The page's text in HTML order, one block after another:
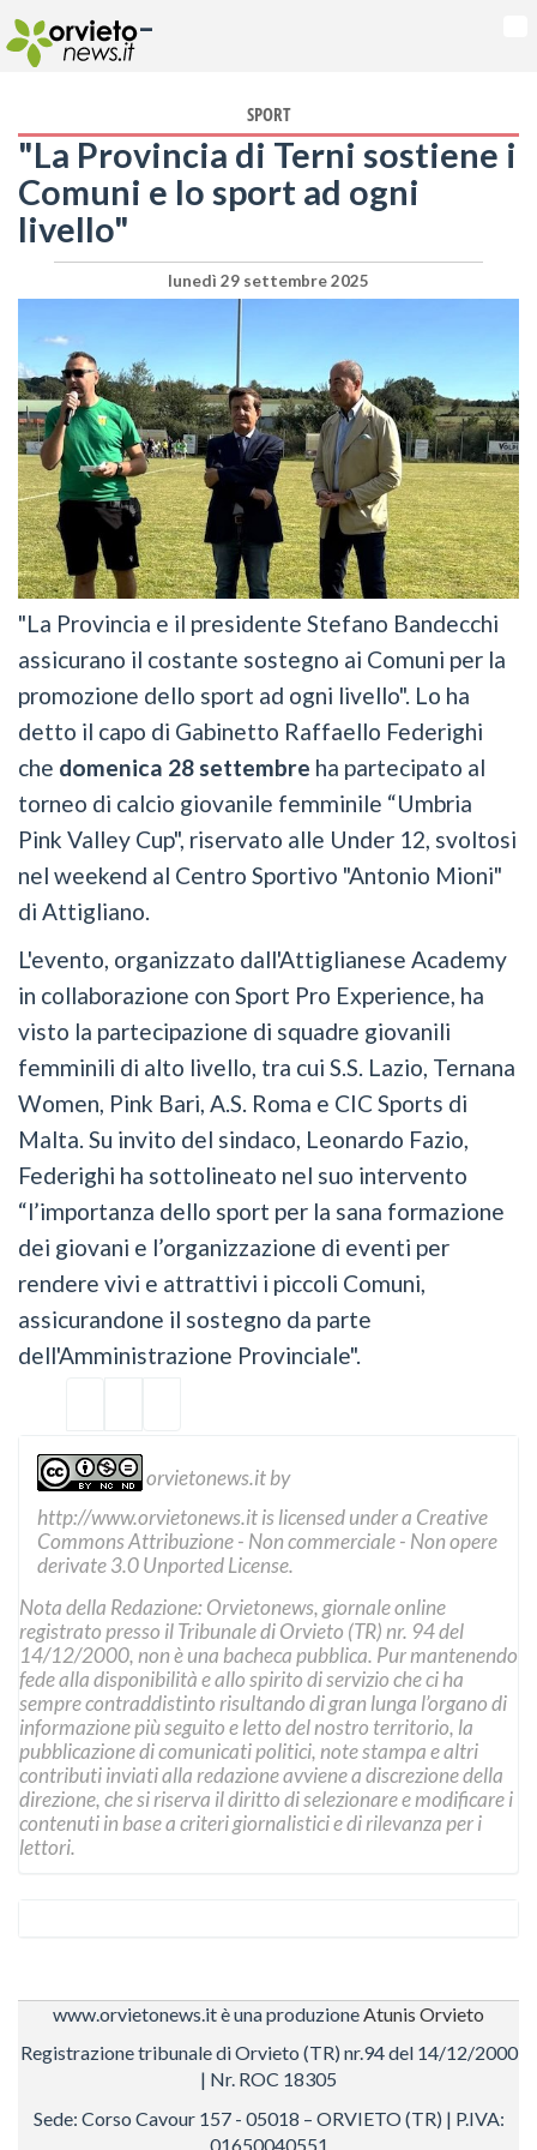
-
SPORT
"La Provincia di Terni sostiene i
Comuni e lo sport ad ogni
livello"
lunedì 29 settembre 2025
"La Provincia e il presidente Stefano Bandecchi
assicurano il costante sostegno ai Comuni per la
promozione dello sport ad ogni livello". Lo ha
detto il capo di Gabinetto Raffaello Federighi
che domenica 28 settembre ha partecipato al
torneo di calcio giovanile femminile “Umbria
Pink Valley Cup", riservato alle Under 12, svoltosi
nel weekend al Centro Sportivo "Antonio Mioni"
di Attigliano.
L'evento, organizzato dall'Attiglianese Academy
in collaborazione con Sport Pro Experience, ha
visto la partecipazione di squadre giovanili
femminili di alto livello, tra cui S.S. Lazio, Ternana
Women, Pink Bari, A.S. Roma e CIC Sports di
Malta. Su invito del sindaco, Leonardo Fazio,
Federighi ha sottolineato nel suo intervento
“l’importanza dello sport per la sana formazione
dei giovani e l’organizzazione di eventi per
rendere vivi e attrattivi i piccoli Comuni,
assicurandone il sostegno da parte
dell'Amministrazione Provinciale".
orvietonews.itby
http://www.orvietonews.itis licensed under a Creative
Commons Attribuzione - Non commerciale - Non opere
derivate 3.0 Unported License.
Nota della Redazione: Orvietonews, giornale online
registrato presso il Tribunale di Orvieto (TR) nr. 94 del
14/12/2000, non è una bacheca pubblica. Pur mantenendo
fede alla disponibilità e allo spirito di servizio che ci ha
sempre contraddistinto risultando di gran lunga l’organo di
informazione più seguito e letto del nostro territorio, la
pubblicazione di comunicati politici, note stampa e altri
contributi inviati alla redazione avviene a discrezione della
direzione, che si riserva il diritto di selezionare e modificare i
contenuti in base a criteri giornalistici e di rilevanza per i
lettori.
www.orvietonews.it è una produzione Atunis Orvieto
Registrazione tribunale di Orvieto (TR) nr.94 del 14/12/2000
| Nr. ROC 18305
Sede: Corso Cavour 157 - 05018 – ORVIETO (TR) | P.IVA:
01650040551